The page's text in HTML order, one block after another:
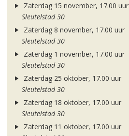
Zaterdag 15 november, 17.00 uur
Sleutelstad 30
Zaterdag 8 november, 17.00 uur
Sleutelstad 30
Zaterdag 1 november, 17.00 uur
Sleutelstad 30
Zaterdag 25 oktober, 17.00 uur
Sleutelstad 30
Zaterdag 18 oktober, 17.00 uur
Sleutelstad 30
Zaterdag 11 oktober, 17.00 uur